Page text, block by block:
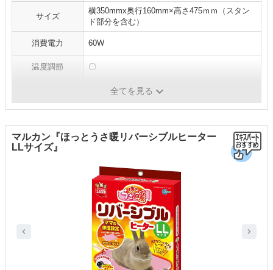
サイズ
横350mmx奥行160mm×高さ475ｍｍ（スタン
ド部分を含む）
消費電力 60W
温度調節 〇
全てを見る
マルカン『ほっとうさ暖リバーシブルヒーター
LLサイズ』